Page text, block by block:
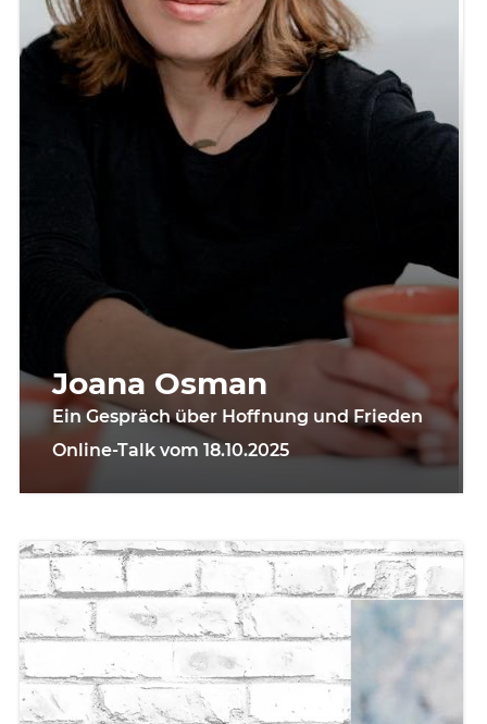
Joana Osman
Ein Gespräch über Hoffnung und Frieden
Online-Talk vom 18.10.2025